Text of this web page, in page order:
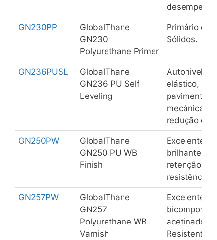
GN230PP
GlobalThane
GN230
Polyurethane Primer
Primário de
Sólidos.
GN236PUSL
GlobalThane
GN236 PU Self
Leveling
elástico,
pavimentos.
mecânica,
redução do
GN250PW
GlobalThane
GN250 PU WB
Finish
Excelente
brilhante de
retenção de
resistência
GN257PW
GlobalThane
GN257
Polyurethane WB
Varnish
Excelente
acetinado
Resistente